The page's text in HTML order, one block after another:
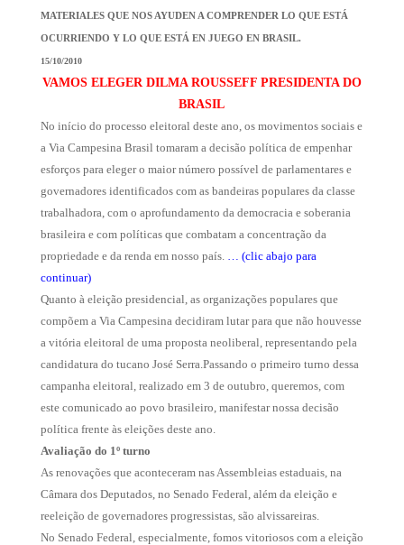
MATERIALES QUE NOS AYUDEN A COMPRENDER LO QUE ESTÁ
OCURRIENDO Y LO QUE ESTÁ EN JUEGO EN BRASIL.
15/10/2010
VAMOS ELEGER DILMA ROUSSEFF PRESIDENTA DO
BRASIL
No início do processo eleitoral deste ano, os movimentos sociais e
a Via Campesina Brasil tomaram a decisão política de empenhar
esforços para eleger o maior número possível de parlamentares e
governadores identificados com as bandeiras populares da classe
trabalhadora, com o aprofundamento da democracia e soberania
brasileira e com políticas que combatam a concentração da
propriedade e da renda em nosso país. … (clic abajo para
continuar)
Quanto à eleição presidencial, as organizações populares que
compõem a Via Campesina decidiram lutar para que não houvesse
a vitória eleitoral de uma proposta neoliberal, representando pela
candidatura do tucano José Serra.Passando o primeiro turno dessa
campanha eleitoral, realizado em 3 de outubro, queremos, com
este comunicado ao povo brasileiro, manifestar nossa decisão
política frente às eleições deste ano.
Avaliação do 1º turno
As renovações que aconteceram nas Assembleias estaduais, na
Câmara dos Deputados, no Senado Federal, além da eleição e
reeleição de governadores progressistas, são alvissareiras.
No Senado Federal, especialmente, fomos vitoriosos com a eleição